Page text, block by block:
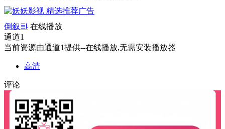
00:00 0:00
倒叙
在线播放
通道1
当前资源由通道1提供--在线播放,无需安装播放器
高清
评论